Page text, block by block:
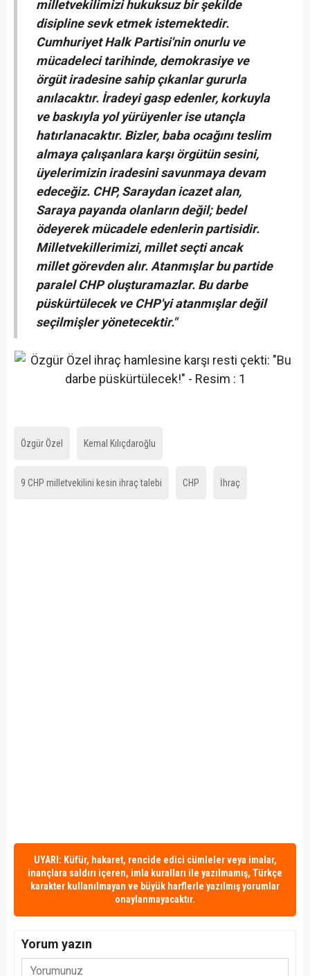
milletvekilimizi hukuksuz bir şekilde
disipline sevk etmek istemektedir.
Cumhuriyet Halk Partisi'nin onurlu ve
mücadeleci tarihinde, demokrasiye ve
örgüt iradesine sahip çıkanlar gururla
anılacaktır. İradeyi gasp edenler, korkuyla
ve baskıyla yol yürüyenler ise utançla
hatırlanacaktır. Bizler, baba ocağını teslim
almaya çalışanlara karşı örgütün sesini,
üyelerimizin iradesini savunmaya devam
edeceğiz. CHP, Saraydan icazet alan,
Saraya payanda olanların değil; bedel
ödeyerek mücadele edenlerin partisidir.
Milletvekillerimizi, millet seçti ancak
millet görevden alır. Atanmışlar bu partide
paralel CHP oluşturamazlar. Bu darbe
püskürtülecek ve CHP'yi atanmışlar değil
seçilmişler yönetecektir."
Özgür Özel Kemal Kılıçdaroğlu
9 CHP milletvekilini kesin ihraç talebi CHP İhraç
UYARI: Küfür, hakaret, rencide edici cümleler veya imalar,
inançlara saldırı içeren, imla kuralları ile yazılmamış, Türkçe
karakter kullanılmayan ve büyük harflerle yazılmış yorumlar
onaylanmayacaktır.
Yorum yazın